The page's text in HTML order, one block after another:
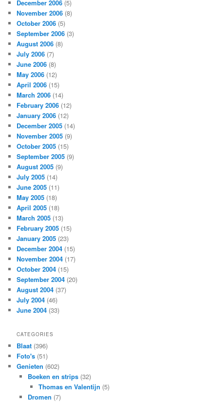
December 2006 (5)
November 2006 (8)
October 2006 (5)
September 2006 (3)
August 2006 (8)
July 2006 (7)
June 2006 (8)
May 2006 (12)
April 2006 (15)
March 2006 (14)
February 2006 (12)
January 2006 (12)
December 2005 (14)
November 2005 (9)
October 2005 (15)
September 2005 (9)
August 2005 (9)
July 2005 (14)
June 2005 (11)
May 2005 (18)
April 2005 (18)
March 2005 (13)
February 2005 (15)
January 2005 (23)
December 2004 (15)
November 2004 (17)
October 2004 (15)
September 2004 (20)
August 2004 (37)
July 2004 (46)
June 2004 (33)
CATEGORIES
Blaat (396)
Foto's (51)
Genieten (602)
Boeken en strips(32)
Thomas en Valentijn (5)
Dromen (7)